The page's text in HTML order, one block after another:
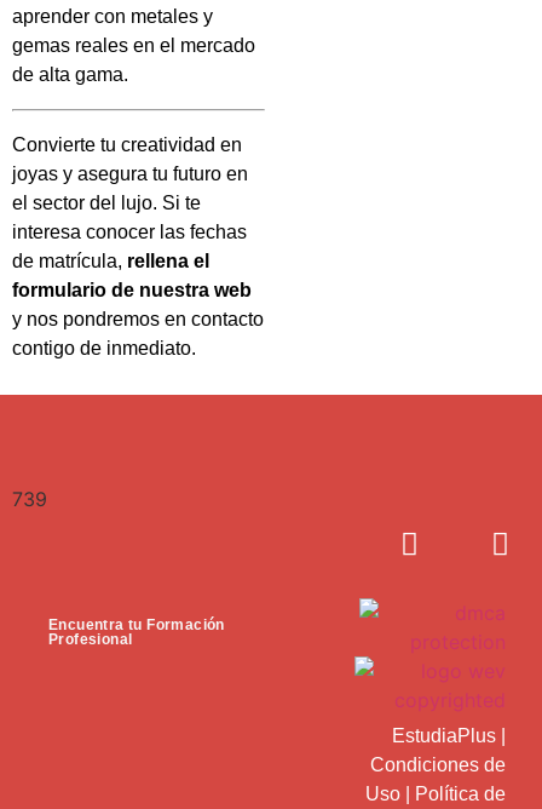
aprender con metales y
gemas reales en el mercado
de alta gama.
Convierte tu creatividad en
joyas y asegura tu futuro en
el sector del lujo. Si te
interesa conocer las fechas
de matrícula, rellena el
formulario de nuestra web
y nos pondremos en contacto
contigo de inmediato.
739
Encuentra tu Formación
Profesional
EstudiaPlus
Condiciones de
Uso
Política de